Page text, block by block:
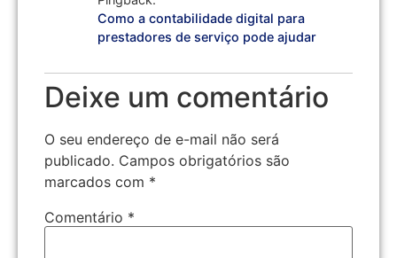
Como a contabilidade digital para
prestadores de serviço pode ajudar
Deixe um comentário
O seu endereço de e-mail não será
publicado. Campos obrigatórios são
marcados com *
Comentário *